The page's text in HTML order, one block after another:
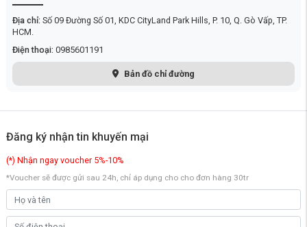
Không giống như những
trên mặt sàn,
mô phỏng cách lau nhà thủ công để làm sạch kỹ lưỡng hơn. Nhờ đó,
mọi góc sàn nhà đều được chăm sóc tỉ mỉ, mang đến bề mặt sàn sạch
Trang bị hệ thống chống rối kép hiện đại
Không còn nỗi lo tóc và lông thú mắc kẹt,
Roborock Q10 VFđược trang bị hệ thống chống rối kép gồm chổi chính
và chổi cạnh, giúp giảm thiểu tối đa tình trạng rối tóc. Thiết kế đặc biệt
này không chỉ duy trì hiệu suất hút bụi mạnh mẽ mà còn giúp việc bảo
trì trở nên dễ dàng hơn. Đặc biệt phù hợp với những gia đình có thú cưng
hoặc thành viên có mái tóc dài,Roborock Q10 VFđảm bảo trải
nghiệm dọn dẹp mượt mà, không gián đoạn.
Địa chỉ: Số 09 Đường Số 01, KDC CityLand Park Hills, P. 10, Q. Gò Vấp, TP.
HCM.
Điện thoại: 0985601191
Bản đồ chỉ đường
Đăng ký nhận tin khuyến mại
(*) Nhận ngay voucher 5%-10%
*Voucher sẽ được gửi sau 24h, chỉ áp dụng cho cho đơn hàng 30tr